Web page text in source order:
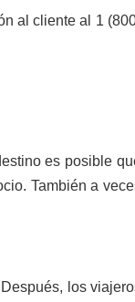
al cliente al 1
es posible
También a
los